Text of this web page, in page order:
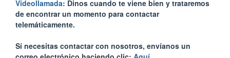
Videollamada: Dinos cuando te viene bien y trataremos
de encontrar un momento para contactar
telemáticamente.
Sí necesitas contactar con nosotros, envíanos un